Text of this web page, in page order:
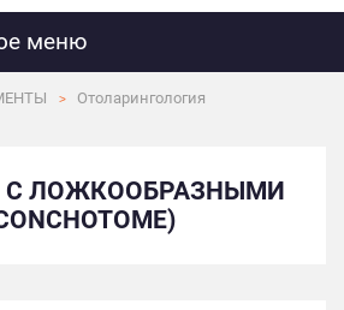
меню
Отоларингология
С ЛОЖКООБРАЗНЫМИ